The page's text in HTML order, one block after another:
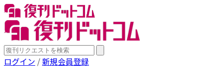
ログイン /新規会員登録